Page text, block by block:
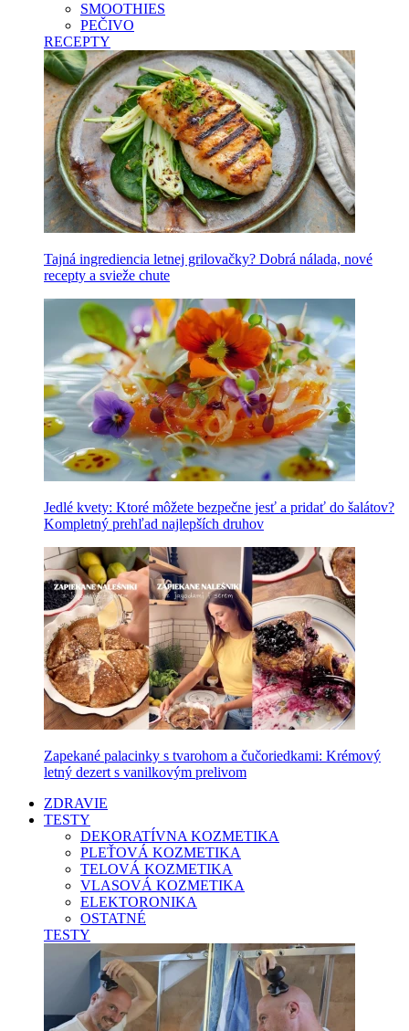
SMOOTHIES
PEČIVO
RECEPTY
Tajná ingrediencia letnej grilovačky? Dobrá nálada, nové
recepty a svieže chute
Jedlé kvety: Ktoré môžete bezpečne jesť a pridať do šalátov?
Kompletný prehľad najlepších druhov
Zapekané palacinky s tvarohom a čučoriedkami: Krémový
letný dezert s vanilkovým prelivom
ZDRAVIE
TESTY
DEKORATÍVNA KOZMETIKA
PLEŤOVÁ KOZMETIKA
TELOVÁ KOZMETIKA
VLASOVÁ KOZMETIKA
ELEKTORONIKA
OSTATNÉ
TESTY